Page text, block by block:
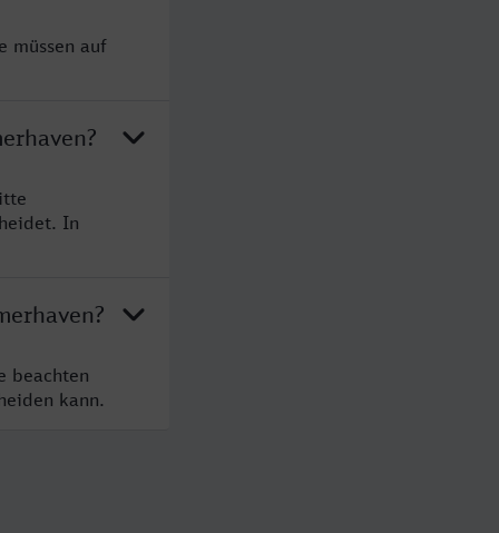
müssen auf
In
beachten
kann.